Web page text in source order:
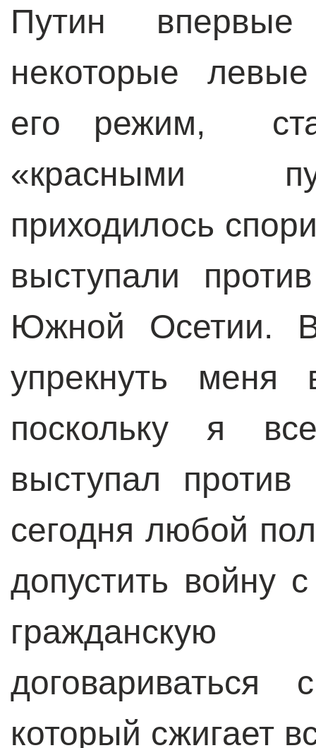
Путин впервые
некоторые
его режим,
«красными
приходилось
выступали
Южной Осетии.
упрекнуть меня
поскольку я
выступал против
сегодня любой
допустить войну
который сжигает